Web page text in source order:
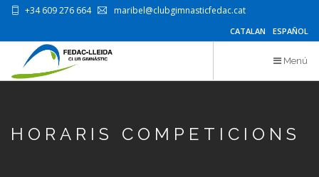
Pasar
contenido
principal
+34 609 276 664 maribel@clubgimnasticfedac.cat
CATALAN ESPAÑOL
Menú
HORARIS COMPETICIONS